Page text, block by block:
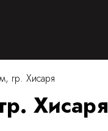
гр. Хисаря
Хисаря